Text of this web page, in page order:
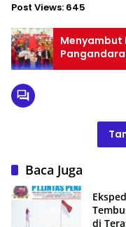
Post Views: 645
Menyambut
Lomba Vlog
Baca Juga
di